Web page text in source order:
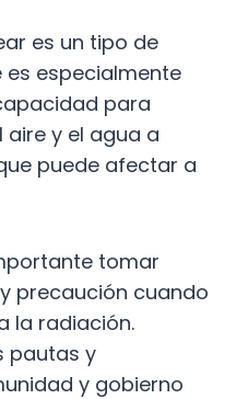
es un tipo de
especialmente
para
aire y el agua a
puede afectar a
tomar
precaución cuando
la radiación.
pautas y
y gobierno